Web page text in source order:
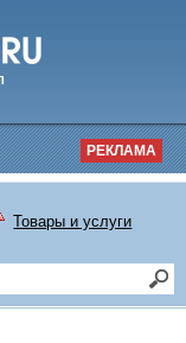
РЕКЛАМА
Товары и услуги